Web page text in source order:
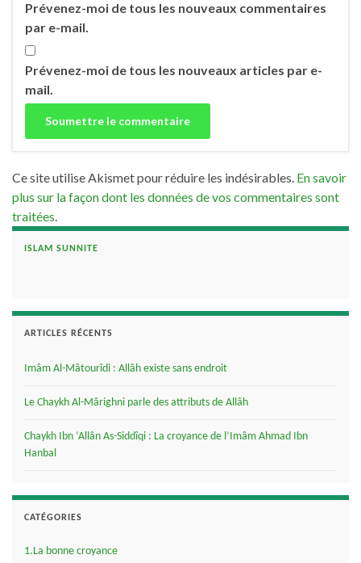
Prévenez-moi de tous les nouveaux commentaires
par e-mail.
Prévenez-moi de tous les nouveaux articles par e-
mail.
Ce site utilise Akismet pour réduire les indésirables. En savoir
plus sur la façon dont les données de vos commentaires sont
traitées.
ISLAM SUNNITE
ARTICLES RÉCENTS
Imâm Al-Mâtourîdi : Allâh existe sans endroit
Le Chaykh Al-Mârighni parle des attributs de Allâh
Chaykh Ibn ‘Allân As-Siddîqi : La croyance de l’Imâm Ahmad Ibn
Hanbal
CATÉGORIES
1.La bonne croyance